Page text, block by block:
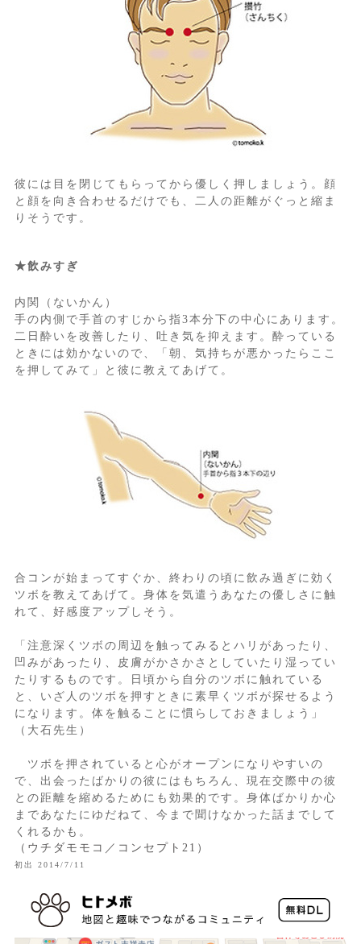
彼には目を閉じてもらってから優しく押しましょう。顔
と顔を向き合わせるだけでも、二人の距離がぐっと縮ま
りそうです。
★飲みすぎ
内関（ないかん）
手の内側で手首のすじから指3本分下の中心にあります。
二日酔いを改善したり、吐き気を抑えます。酔っている
ときには効かないので、「朝、気持ちが悪かったらここ
を押してみて」と彼に教えてあげて。
合コンが始まってすぐか、終わりの頃に飲み過ぎに効く
ツボを教えてあげて。身体を気遣うあなたの優しさに触
れて、好感度アップしそう。
「注意深くツボの周辺を触ってみるとハリがあったり、
凹みがあったり、皮膚がかさかさとしていたり湿ってい
たりするものです。日頃から自分のツボに触れている
と、いざ人のツボを押すときに素早くツボが探せるよう
になります。体を触ることに慣らしておきましょう」
（大石先生）
ツボを押されていると心がオープンになりやすいの
で、出会ったばかりの彼にはもちろん、現在交際中の彼
との距離を縮めるためにも効果的です。身体ばかりか心
まであなたにゆだねて、今まで聞けなかった話までして
くれるかも。
（ウチダモモコ／コンセプト21）
初出 2014/7/11